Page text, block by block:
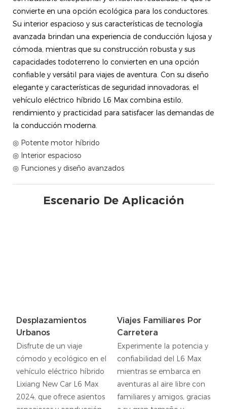
convierte en una opción ecológica para los conductores.
Su interior espacioso y sus características de tecnología
avanzada brindan una experiencia de conducción lujosa y
cómoda, mientras que su construcción robusta y sus
capacidades todoterreno lo convierten en una opción
confiable y versátil para viajes de aventura. Con su diseño
elegante y características de seguridad innovadoras, el
vehículo eléctrico híbrido L6 Max combina estilo,
rendimiento y practicidad para satisfacer las demandas de
la conducción moderna.
◎ Potente motor híbrido
◎ Interior espacioso
◎ Funciones y diseño avanzados
Escenario De Aplicación
Desplazamientos
Urbanos
Disfrute de un viaje
cómodo y ecológico en el
vehículo eléctrico híbrido
Lixiang New Car L6 Max
2024, que ofrece asientos
Viajes Familiares Por
Carretera
Experimente la potencia y
confiabilidad del L6 Max
mientras se embarca en
aventuras al aire libre con
familiares y amigos, gracias